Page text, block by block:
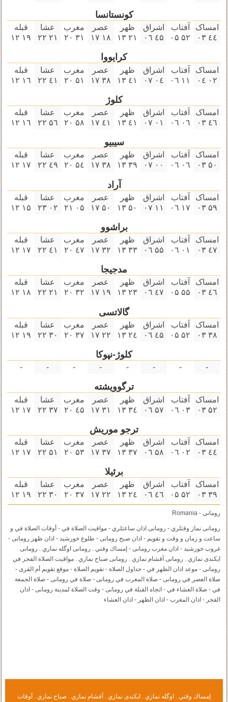
کونستانسا
امساک
٤٤ ۰۳
آفتاب
۵۲ ۰۵
اشراق
٤۵ ۰٦
ظهر
۲۱ ۱۳
عصر
۱٨ ۱٧
مغرب
۳۱ ۲۰
عشا
۲۱ ۲۲
قبله
۱٩ ۱۲
کرایووا
امساک
۰۲ ۰٤
آفتاب
۱۱ ۰٦
اشراق
۰٤ ۰٧
ظهر
٤۱ ۱۳
عصر
۳٨ ۱٧
مغرب
۵۱ ۲۰
عشا
٤۱ ۲۲
قبله
۱٦ ۱۲
کلوژ
امساک
٤٦ ۰۳
آفتاب
۰٦ ۰٦
اشراق
۰۱ ۰٧
ظهر
٤۱ ۱۳
عصر
٤۱ ۱٧
مغرب
۵٨ ۲۰
عشا
۵٦ ۲۲
قبله
۱٦ ۱۲
سیبیو
امساک
۵۰ ۰۳
آفتاب
۰٦ ۰٦
اشراق
۰۰ ۰٧
ظهر
۳٩ ۱۳
عصر
۳٨ ۱٧
مغرب
۵٤ ۲۰
عشا
٤٩ ۲۲
قبله
۱٧ ۱۲
آراد
امساک
۵٩ ۰۳
آفتاب
۱٧ ۰٦
اشراق
۱۱ ۰٧
ظهر
۵۰ ۱۳
عصر
۵۰ ۱٧
مغرب
۰۵ ۲۱
عشا
۰۲ ۲۳
قبله
۱۵ ۱۲
براشوو
امساک
٤٧ ۰۳
آفتاب
۰۱ ۰٦
اشراق
۵۵ ۰٦
ظهر
۳۳ ۱۳
عصر
۳۲ ۱٧
مغرب
٤٧ ۲۰
عشا
٤۱ ۲۲
قبله
۱٧ ۱۲
مدجیجا
امساک
٤٦ ۰۳
آفتاب
۵۵ ۰۵
اشراق
٤٧ ۰٦
ظهر
۲۳ ۱۳
عصر
۱٩ ۱٧
مغرب
۳۲ ۲۰
عشا
۲۱ ۲۲
قبله
۱٨ ۱۲
گالاتسی
امساک
۳٨ ۰۳
آفتاب
۵۲ ۰۵
اشراق
٤۵ ۰٦
ظهر
۲٤ ۱۳
عصر
۲۲ ۱٧
مغرب
۳٧ ۲۰
عشا
۳۰ ۲۲
قبله
۱٩ ۱۲
کلوژ-نپوکا
-
-
-
-
-
-
-
-
ترگوویشته
امساک
۵۲ ۰۳
آفتاب
۰۳ ۰٦
اشراق
۵٧ ۰٦
ظهر
۳٤ ۱۳
عصر
۳۱ ۱٧
مغرب
٤۵ ۲۰
عشا
۳٧ ۲۲
قبله
۱٧ ۱۲
ترجو موريش
امساک
٤٤ ۰۳
آفتاب
۰۲ ۰٦
اشراق
۵٨ ۰٦
ظهر
۳٧ ۱۳
عصر
۳٧ ۱٧
مغرب
۵۳ ۲۰
عشا
۵۱ ۲۲
قبله
۱٧ ۱۲
برئیلا
امساک
۳٩ ۰۳
آفتاب
۵۲ ۰۵
اشراق
٤٦ ۰٦
ظهر
۲٤ ۱۳
عصر
۲۲ ۱٧
مغرب
۳٧ ۲۰
عشا
۳۰ ۲۲
قبله
۱٩ ۱۲
رومانی - Romania
رومانی نماز وقتلري - رومانی اذان ساعتلري - مواقيت الصلاة في - أوقات الصلاة في و
ساعت و زمان و وقت و تقویم - اذان صبح رومانی - طلوع خورشید - اذان ظهر رومانی -
غروب خورشید - اذان مغرب رومانی - إمساك وقتي . رومانی اوگله نمازي . رومانی
ايكندى نمازي . رومانی آقشام نمازي . رومانی صباح نمازي . مواقيت الصلاة الفجر في
رومانی - موعد اذان الظهر في - جداول الصلاة - تقويم الصلاة - موقع تقويم أم القرى -
صلاة العصر في رومانی - صلاة المغرب في رومانی - صلاة في رومانی - صلاة الجمعة
في - صلاة العشاء في - اتجاه القبلة في رومانی - وقت الصلاة لمدينة رومانی - اذان
الفجر - اذان المغرب - اذان الظهر - اذان العشاء
إمساك وقتي . اوگله نمازي . ايكندى نمازي . آقشام نمازي . صباح نمازي . أوقات